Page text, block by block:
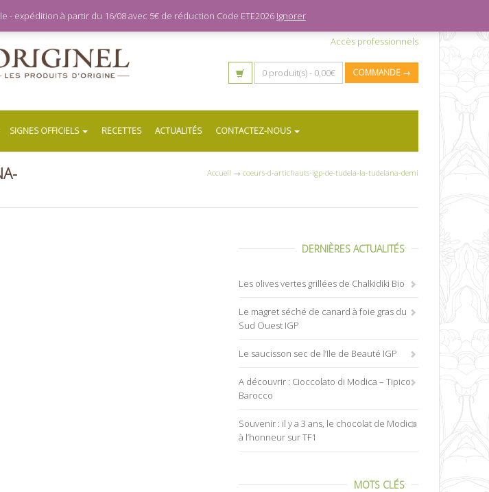
Accès professionnels
0 produit(s) - 0,00€ COMMANDE →
SIGNES OFFICIELS RECETTES ACTUALITÉS CONTACTEZ-NOUS
Accueil → coeurs-d-artichauts-igp-de-tudela-la-tudelana-demi
DERNIÈRES ACTUALITÉS
Les olives vertes grillées de Chalkidiki Bio
Le magret séché de canard à foie gras du
Sud Ouest IGP
Le saucisson sec de l’Ile de Beauté IGP
A découvrir : Cioccolato di Modica – Tipico
Barocco
Souvenir : il y a 3 ans, le chocolat de Modica
à l’honneur sur TF1
MOTS CLÉS
- expédition à partir du 16/08 avec 5€ de réduction Code ETE2026 Ignorer